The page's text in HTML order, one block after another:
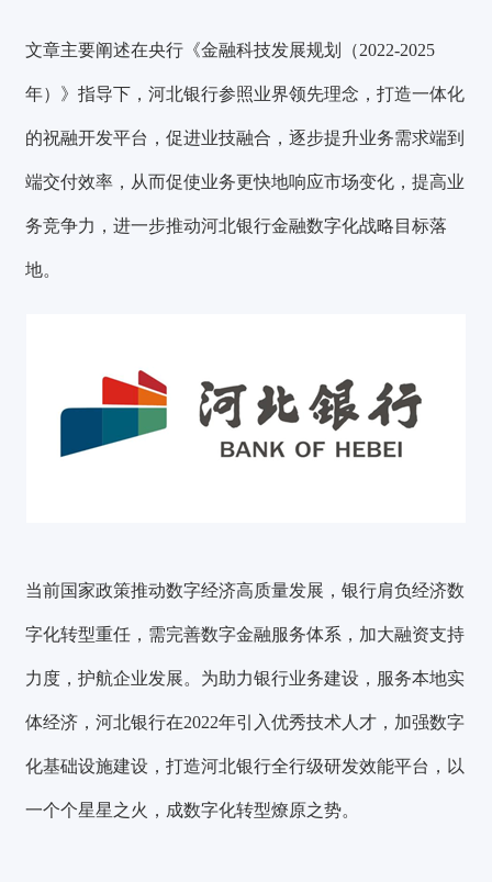
文章主要阐述在央行《金融科技发展规划（2022-2025
年）》指导下，河北银行参照业界领先理念，打造一体化
的祝融开发平台，促进业技融合，逐步提升业务需求端到
端交付效率，从而促使业务更快地响应市场变化，提高业
务竞争力，进一步推动河北银行金融数字化战略目标落
地。
当前国家政策推动数字经济高质量发展，银行肩负经济数
字化转型重任，需完善数字金融服务体系，加大融资支持
力度，护航企业发展。为助力银行业务建设，服务本地实
体经济，河北银行在2022年引入优秀技术人才，加强数字
化基础设施建设，打造河北银行全行级研发效能平台，以
一个个星星之火，成数字化转型燎原之势。